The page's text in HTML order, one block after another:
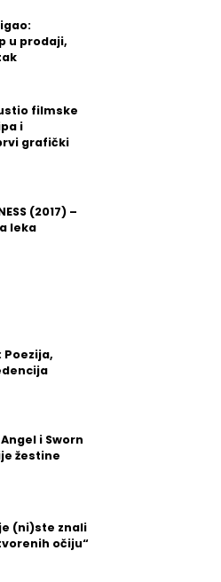
u prodaji,
filmske
i
grafički
(2017) –
leka
Poezija,
i Sworn
žestine
(ni)ste znali
očiju“